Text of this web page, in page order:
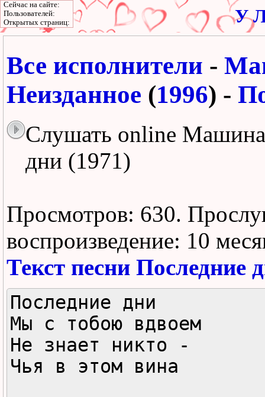
У
Все исполнители -
Неизданное (1996) -
Слушать online
дни (1971)
Просмотров: 630.
воспроизведение: 10
Текст песни Последние
Последние дни
Мы с тобою вдвоем
Не знает никто -
Чья в этом вина
Сейчас на сайте:
Пользователей:
Открытых страниц: